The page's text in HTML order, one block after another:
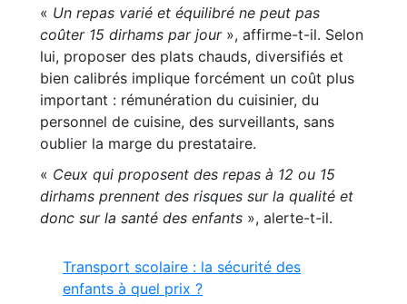
« Un repas varié et équilibré ne peut pas
coûter 15 dirhams par jour», affirme-t-il. Selon
lui, proposer des plats chauds, diversifiés et
bien calibrés implique forcément un coût plus
important : rémunération du cuisinier, du
personnel de cuisine, des surveillants, sans
oublier la marge du prestataire.
« Ceux qui proposent des repas à 12 ou 15
dirhams prennent des risques sur la qualité et
donc sur la santé des enfants », alerte-t-il.
Transport scolaire : la sécurité des
enfants à quel prix ?